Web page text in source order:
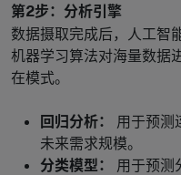
第2步：分析引擎
数据摄取完成后，人工智
机器学习算法对海量数据
在模式。
回归分析：
用于预测
未来需求规模。
分类模型：
用于预测